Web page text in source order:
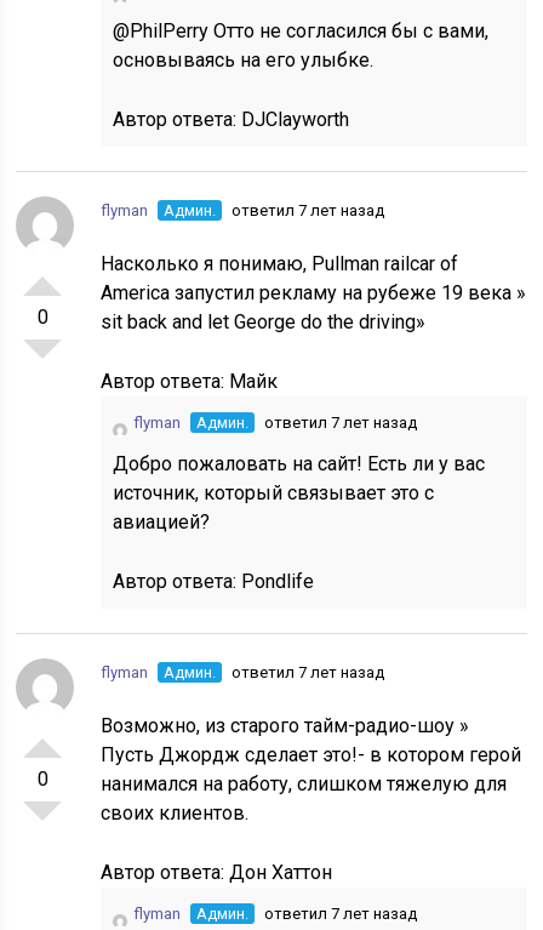
@PhilPerry Отто не согласился бы с вами,
основываясь на его улыбке.
Автор ответа: DJClayworth
0
flyman Админ. ответил 7 лет назад
Насколько я понимаю, Pullman railcar of
America запустил рекламу на рубеже 19 века »
sit back and let George do the driving»
Автор ответа: Майк
flyman Админ. ответил 7 лет назад
Добро пожаловать на сайт! Есть ли у вас
источник, который связывает это с
авиацией?
Автор ответа: Pondlife
0
flyman Админ. ответил 7 лет назад
Возможно, из старого тайм-радио-шоу »
Пусть Джордж сделает это!- в котором герой
нанимался на работу, слишком тяжелую для
своих клиентов.
Автор ответа:Дон Хаттон
flyman Админ. ответил 7 лет назад